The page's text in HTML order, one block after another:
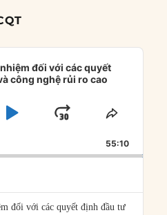
đối với các quyết
công nghệ rủi ro cao
PLAYJUMP
FORWARD
SHARE
55:10
đối với các quyết định đầu tư